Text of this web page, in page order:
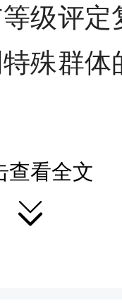
级评定
殊群体
不便的
理摸排
查看全文
